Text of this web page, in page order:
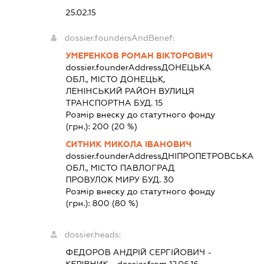
25.02.15
dossier.foundersAndBenef:
УМЕРЕНКОВ РОМАН ВІКТОРОВИЧ
dossier.founderAddressДОНЕЦЬКА
ОБЛ., МІСТО ДОНЕЦЬК,
ЛЕНІНСЬКИЙ РАЙОН ВУЛИЦЯ
ТРАНСПОРТНА БУД. 15
Розмір внеску до статутного фонду
(грн.): 200 (20 %)
СИТНИК МИКОЛА ІВАНОВИЧ
dossier.founderAddressДНІПРОПЕТРОВСЬКА
ОБЛ., МІСТО ПАВЛОГРАД
ПРОВУЛОК МИРУ БУД. 30
Розмір внеску до статутного фонду
(грн.): 800 (80 %)
dossier.heads:
ФЕДОРОВ АНДРІЙ СЕРГІЙОВИЧ -